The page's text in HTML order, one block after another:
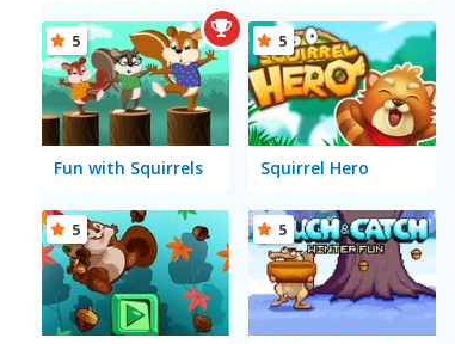
Fun with Squirrels
5
Squirrel Hero
5
5 5